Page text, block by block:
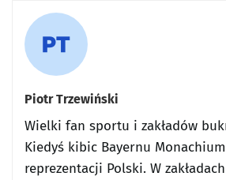
Piotr Trzewiński
Wielki fan sportu i zakładów
Kiedyś kibic Bayernu
reprezentacji Polski. W